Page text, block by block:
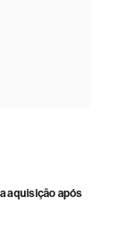
aquisição após